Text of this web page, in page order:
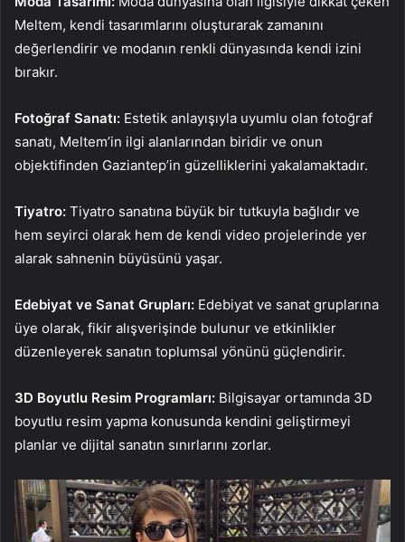
Meltem, kendi tasarımlarını oluşturarak zamanını
değerlendirir ve modanın renkli dünyasında kendi izini
bırakır.
Fotoğraf Sanatı: Estetik anlayışıyla uyumlu olan fotoğraf
sanatı, Meltem’in ilgi alanlarından biridir ve onun
objektifinden Gaziantep’in güzelliklerini yakalamaktadır.
Tiyatro: Tiyatro sanatına büyük bir tutkuyla bağlıdır ve
hem seyirci olarak hem de kendi video projelerinde yer
alarak sahnenin büyüsünü yaşar.
Edebiyat ve Sanat Grupları: Edebiyat ve sanat gruplarına
üye olarak, fikir alışverişinde bulunur ve etkinlikler
düzenleyerek sanatın toplumsal yönünü güçlendirir.
3D Boyutlu Resim Programları: Bilgisayar ortamında 3D
boyutlu resim yapma konusunda kendini geliştirmeyi
planlar ve dijital sanatın sınırlarını zorlar.